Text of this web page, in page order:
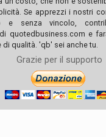
Se apprezzi i nostri
e senza vincolo,
quotedbusiness.com e
qualità. 'qb' sei anche tu.
Grazie per il supporto